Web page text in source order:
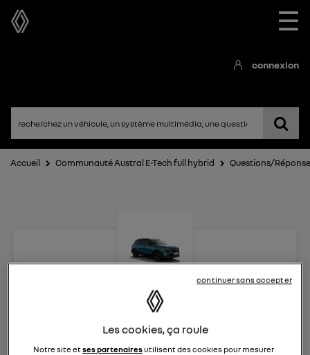
☰
connexion
Accueil Communauté Austral E-Tech full hybrid Questions/
Austral E-Tech full hybrid
Hybride RENAULT
Les cookies, ça roule
Notre site etses partenairesutilisent des cookies pour mesurer
continuer sans accepter